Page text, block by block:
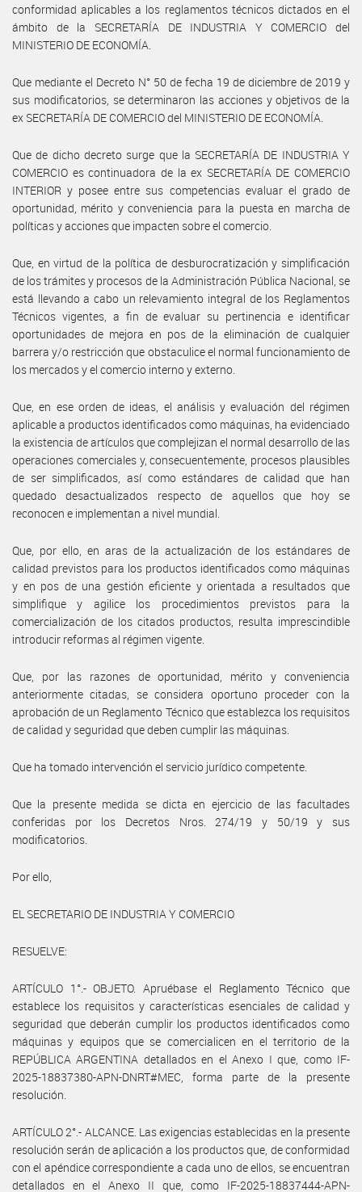
conformidad aplicables a los reglamentos técnicos dictados en el
ámbito de la SECRETARÍA DE INDUSTRIA Y COMERCIO del
MINISTERIO DE ECONOMÍA.
Que mediante el Decreto N° 50 de fecha 19 de diciembre de 2019 y
sus modificatorios, se determinaron las acciones y objetivos de la
ex SECRETARÍA DE COMERCIO del MINISTERIO DE ECONOMÍA.
Que de dicho decreto surge que la SECRETARÍA DE INDUSTRIA Y
COMERCIO es continuadora de la ex SECRETARÍA DE COMERCIO
INTERIOR y posee entre sus competencias evaluar el grado de
oportunidad, mérito y conveniencia para la puesta en marcha de
políticas y acciones que impacten sobre el comercio.
Que, en virtud de la política de desburocratización y simplificación
de los trámites y procesos de la Administración Pública Nacional, se
está llevando a cabo un relevamiento integral de los Reglamentos
Técnicos vigentes, a fin de evaluar su pertinencia e identificar
oportunidades de mejora en pos de la eliminación de cualquier
barrera y/o restricción que obstaculice el normal funcionamiento de
los mercados y el comercio interno y externo.
Que, en ese orden de ideas, el análisis y evaluación del régimen
aplicable a productos identificados como máquinas, ha evidenciado
la existencia de artículos que complejizan el normal desarrollo de las
operaciones comerciales y, consecuentemente, procesos plausibles
de ser simplificados, así como estándares de calidad que han
quedado desactualizados respecto de aquellos que hoy se
reconocen e implementan a nivel mundial.
Que, por ello, en aras de la actualización de los estándares de
calidad previstos para los productos identificados como máquinas
y en pos de una gestión eficiente y orientada a resultados que
simplifique y agilice los procedimientos previstos para la
comercialización de los citados productos, resulta imprescindible
introducir reformas al régimen vigente.
Que, por las razones de oportunidad, mérito y conveniencia
anteriormente citadas, se considera oportuno proceder con la
aprobación de un Reglamento Técnico que establezca los requisitos
de calidad y seguridad que deben cumplir las máquinas.
Que ha tomado intervención el servicio jurídico competente.
Que la presente medida se dicta en ejercicio de las facultades
conferidas por los Decretos Nros. 274/19 y 50/19 y sus
modificatorios.
Por ello,
EL SECRETARIO DE INDUSTRIA Y COMERCIO
RESUELVE:
ARTÍCULO 1°.- OBJETO. Apruébase el Reglamento Técnico que
establece los requisitos y características esenciales de calidad y
seguridad que deberán cumplir los productos identificados como
máquinas y equipos que se comercialicen en el territorio de la
REPÚBLICA ARGENTINA detallados en el Anexo I que, como IF-
2025-18837380-APN-DNRT#MEC, forma parte de la presente
resolución.
ARTÍCULO 2°.- ALCANCE. Las exigencias establecidas en la presente
resolución serán de aplicación a los productos que, de conformidad
con el apéndice correspondiente a cada uno de ellos, se encuentran
detallados en el Anexo II que, como IF-2025-18837444-APN-